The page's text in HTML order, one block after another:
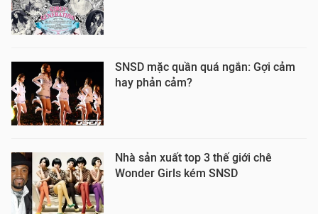
SNSD mặc quần quá ngắn: Gợi cảm
hay phản cảm?
Nhà sản xuất top 3 thế giới chê
Wonder Girls kém SNSD